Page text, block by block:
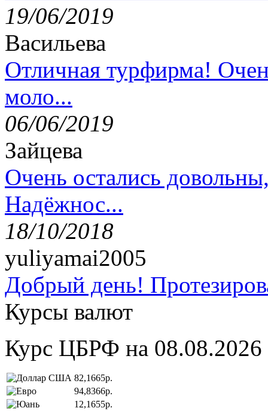
19/06/2019
Васильева
Отличная турфирма!
моло...
06/06/2019
Зайцева
Очень остались
Надёжнос...
18/10/2018
yuliyamai2005
Добрый день!
Курсы валют
Курс ЦБРФ на 08.08.2026
82,1665р.
94,8366р.
12,1655р.